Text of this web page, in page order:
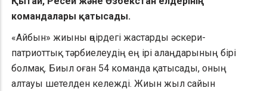
командалары қатысады.
«Айбын» жиыны өңірдегі жастарды әскери-
патриоттық тәрбиелеудің ең ірі алаңдарының бірі
болмақ. Биыл оған 54 команда қатысады, оның
алтауы шетелден кележді. Жиын жыл сайын